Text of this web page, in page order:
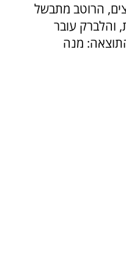
הרוטב מתבשל
והלברק עובר
מנה